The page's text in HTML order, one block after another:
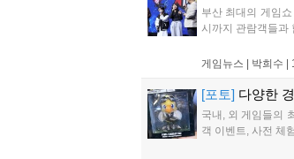
부산 최대의 게임
시까지 관람객들과
게임뉴스 | 박희수
[포토] 다양한
국내, 외 게임들의
객 이벤트, 사전 체